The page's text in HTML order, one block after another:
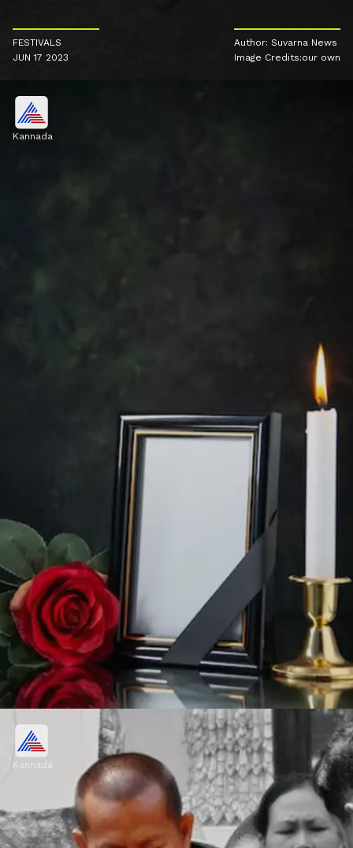
FESTIVALS
JUN 17 2023
Author: Suvarna News
Image Credits:our own
Kannada
ಕನಸಿನ ಜ್ಯೋತಿಷ್ಯ
ಅಂಥ ಕನಸುಗಳು ಬಿದ್ದಾಗ ವ್ಯಕ್ತಿಯು ಎಚ್ಚೆತ್ತುಕೊಂಡು
ಜಾಗರೂಕ ಕ್ರಮಗಳನ್ನು ತೆಗೆದುಕೊಳ್ಳಬೇಕು. ಯಾವ
ಕನಸುಗಳು ಸಾವಿನ ಮುನ್ಸೂಚನೆ ನೀಡುತ್ತವೆ ನೋಡೋಣ.
Image credits: our own
Kannada